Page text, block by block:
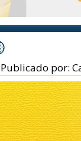
Publicado por: